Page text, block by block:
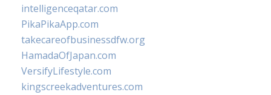
intelligenceqatar.com
PikaPikaApp.com
takecareofbusinessdfw.org
HamadaOfJapan.com
VersifyLifestyle.com
kingscreekadventures.com